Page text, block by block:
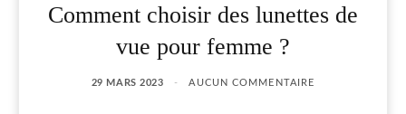
Comment choisir des lunettes de
vue pour femme ?
29 MARS 2023 AUCUN COMMENTAIRE